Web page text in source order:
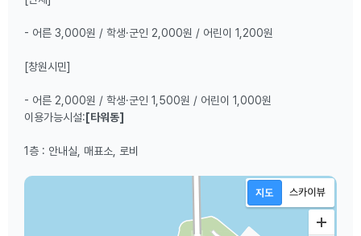
- 어른 3,000원 / 학생·군인 2,000원 / 어린이 1,200원
[창원시민]
- 어른 2,000원 / 학생·군인 1,500원 / 어린이 1,000원
이용가능시설: [타워동]
1층 : 안내실, 매표소, 로비